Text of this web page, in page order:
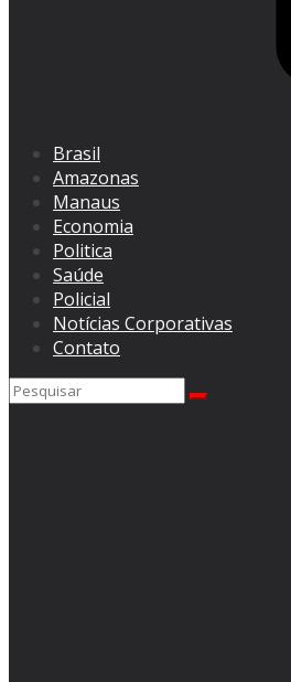
Brasil
Amazonas
Manaus
Economia
Politica
Saúde
Policial
Notícias Corporativas
Contato